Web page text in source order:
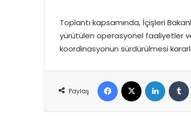
Toplantı kapsamında, İçişleri
yürütülen operasyonel faaliyetler
koordinasyonun sürdürülmesi
Paylaş
Facebook LinkedIn